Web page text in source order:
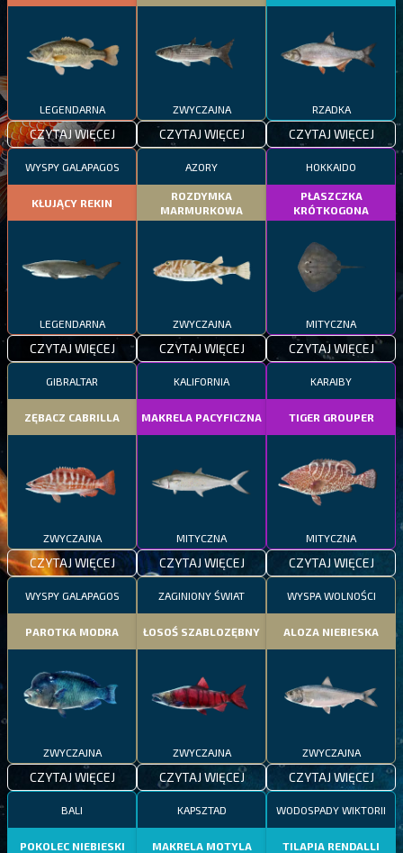
LEGENDARNA
CZYTAJ WIĘCEJ
ZWYCZAJNA
CZYTAJ WIĘCEJ
RZADKA
CZYTAJ WIĘCEJ
WYSPY GALAPAGOS
KŁUJĄCY REKIN
LEGENDARNA
CZYTAJ WIĘCEJ
AZORY
ROZDYMKA
MARMURKOWA
ZWYCZAJNA
CZYTAJ WIĘCEJ
HOKKAIDO
PŁASZCZKA
KRÓTKOGONA
MITYCZNA
CZYTAJ WIĘCEJ
GIBRALTAR
ZĘBACZ CABRILLA
ZWYCZAJNA
CZYTAJ WIĘCEJ
KALIFORNIA
MAKRELA PACYFICZNA
MITYCZNA
CZYTAJ WIĘCEJ
KARAIBY
TIGER GROUPER
MITYCZNA
CZYTAJ WIĘCEJ
WYSPY GALAPAGOS
PAROTKA MODRA
ZWYCZAJNA
CZYTAJ WIĘCEJ
ZAGINIONY ŚWIAT
ŁOSOŚ SZABLOZĘBNY
ZWYCZAJNA
CZYTAJ WIĘCEJ
WYSPA WOLNOŚCI
ALOZA NIEBIESKA
ZWYCZAJNA
CZYTAJ WIĘCEJ
BALI
POKOLEC NIEBIESKI
KAPSZTAD
MAKRELA MOTYLA
WODOSPADY WIKTORII
TILAPIA RENDALLI